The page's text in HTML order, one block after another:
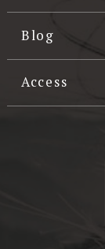
Blog
Access